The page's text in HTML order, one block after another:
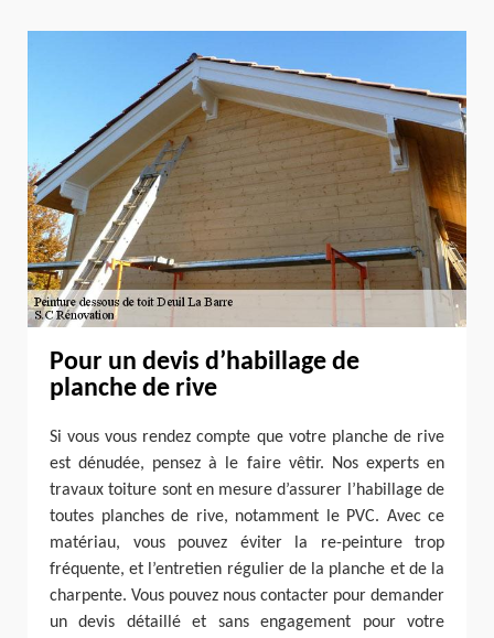
Pour un devis d’habillage de
planche de rive
Si vous vous rendez compte que votre planche de rive
est dénudée, pensez à le faire vêtir. Nos experts en
travaux toiture sont en mesure d’assurer l’habillage de
toutes planches de rive, notamment le PVC. Avec ce
matériau, vous pouvez éviter la re-peinture trop
fréquente, et l’entretien régulier de la planche et de la
charpente. Vous pouvez nous contacter pour demander
un devis détaillé et sans engagement pour votre